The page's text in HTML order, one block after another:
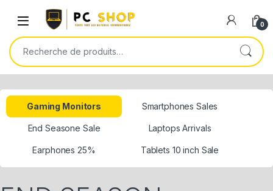
0
Gaming Monitors Smartphones Sales
End Seasone Sale Laptops Arrivals
Earphones 25% Tablets 10 inch Sale